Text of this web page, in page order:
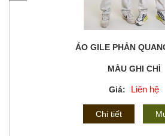
ÁO GILE PHẢN
MÀU GHI CHÌ
Giá: Liên hệ
Chi tiết